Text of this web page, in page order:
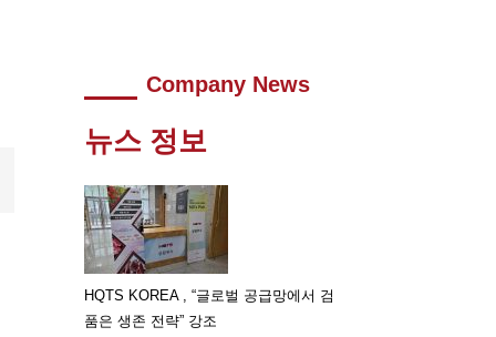
Company News
뉴스 정보
HQTS KOREA , “글로벌 공급망에서 검
품은 생존 전략” 강조